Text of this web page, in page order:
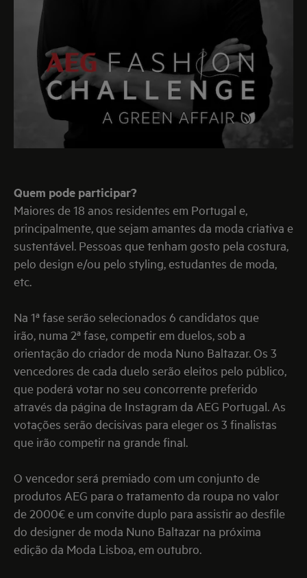
Quem pode participar?
Maiores de 18 anos residentes em Portugal e,
principalmente, que sejam amantes da moda criativa e
sustentável. Pessoas que tenham gosto pela costura,
pelo design e/ou pelo styling, estudantes de moda,
etc.
Na 1ª fase serão selecionados 6 candidatos que
irão, numa 2ª fase, competir em duelos, sob a
orientação do criador de moda Nuno Baltazar. Os 3
vencedores de cada duelo serão eleitos pelo público,
que poderá votar no seu concorrente preferido
através da página de Instagram da AEG Portugal. As
votações serão decisivas para eleger os 3 finalistas
que irão competir na grande final.
O vencedor será premiado com um conjunto de
produtos AEG para o tratamento da roupa no valor
de 2000€ e um convite duplo para assistir ao desfile
do designer de moda Nuno Baltazar na próxima
edição da Moda Lisboa, em outubro.